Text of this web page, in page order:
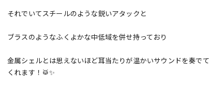
それでいてスチールのような鋭いアタックと
ブラスのようなふくよかな中低域を併せ持っており
金属シェルとは思えないほど耳当たりが温かいサウンドを奏でて
くれます！🥁✨